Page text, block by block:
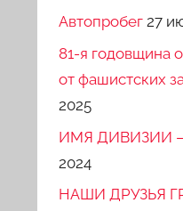
Автопробег 27
81-я годовщина
от фашистских
2025
ИМЯ ДИВИЗИИ
2024
НАШИ ДРУЗЬЯ